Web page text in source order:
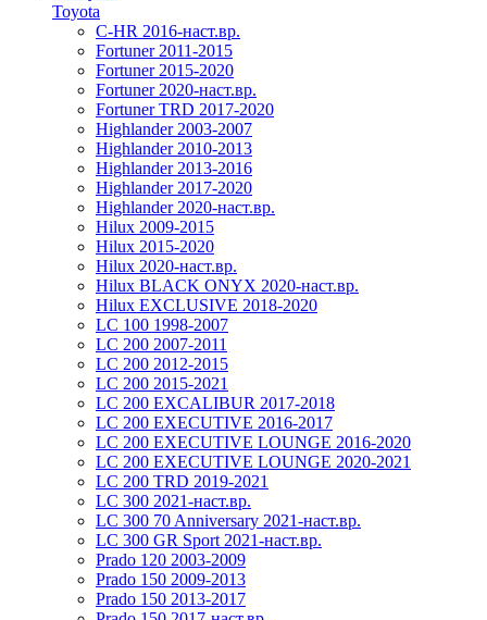
Toyota
C-HR 2016-наст.вр.
Fortuner 2011-2015
Fortuner 2015-2020
Fortuner 2020-наст.вр.
Fortuner TRD 2017-2020
Highlander 2003-2007
Highlander 2010-2013
Highlander 2013-2016
Highlander 2017-2020
Highlander 2020-наст.вр.
Hilux 2009-2015
Hilux 2015-2020
Hilux 2020-наст.вр.
Hilux BLACK ONYX 2020-наст.вр.
Hilux EXCLUSIVE 2018-2020
LC 100 1998-2007
LC 200 2007-2011
LC 200 2012-2015
LC 200 2015-2021
LC 200 EXCALIBUR 2017-2018
LC 200 EXECUTIVE 2016-2017
LC 200 EXECUTIVE LOUNGE 2016-2020
LC 200 EXECUTIVE LOUNGE 2020-2021
LC 200 TRD 2019-2021
LC 300 2021-наст.вр.
LC 300 70 Anniversary 2021-наст.вр.
LC 300 GR Sport 2021-наст.вр.
Prado 120 2003-2009
Prado 150 2009-2013
Prado 150 2013-2017